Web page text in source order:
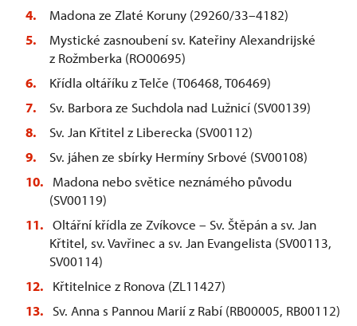
Madona ze Zlaté Koruny (29260/33–4182)
Mystické zasnoubení sv. Kateřiny Alexandrijské
z Rožmberka (RO00695)
Křídla oltáříku z Telče (T06468, T06469)
Sv. Barbora ze Suchdola nad Lužnicí (SV00139)
Sv. Jan Křtitel z Liberecka (SV00112)
Sv. jáhen ze sbírky Hermíny Srbové (SV00108)
Madona nebo světice neznámého původu
(SV00119)
Oltářní křídla ze Zvíkovce – Sv. Štěpán a sv. Jan
Křtitel, sv. Vavřinec a sv. Jan Evangelista (SV00113,
SV00114)
Křtitelnice z Ronova (ZL11427)
Sv. Anna s Pannou Marií z Rabí (RB00005, RB00112)